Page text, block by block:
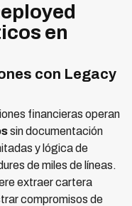
en
con Legacy
financieras operan
sin documentación
y lógica de
de miles de líneas.
extraer cartera
compromisos de